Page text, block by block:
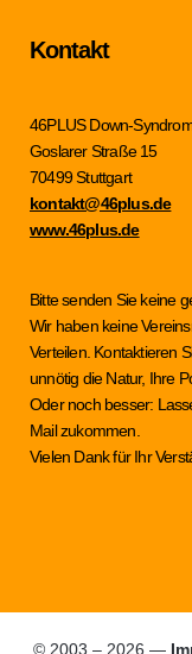
Kontakt
46PLUS Down-
Goslarer Straße 15
70499 Stuttgart
kontakt@46plus.de
www.46plus.de
Bitte senden Sie keine
Wir haben keine
Verteilen. Kontaktieren
unnötig die Natur, Ihre
Oder noch besser:
Mail zukommen.
Vielen Dank für Ihr
© 2003 – 2026 —